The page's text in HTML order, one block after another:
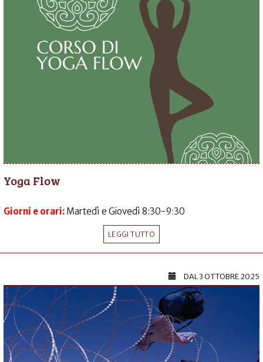
Yoga Flow
Giorni e orari: Martedì e Giovedì 8:30-9:30
LEGGI TUTTO
DAL3 OTTOBRE 2025